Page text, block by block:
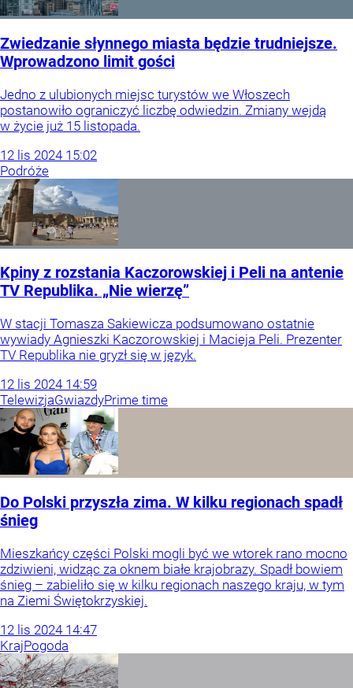
Zwiedzanie słynnego miasta będzie trudniejsze.
Wprowadzono limit gości
Jedno z ulubionych miejsc turystów we Włoszech
postanowiło ograniczyć liczbę odwiedzin. Zmiany wejdą
w życie już 15 listopada.
12 lis 2024 15:02
Podróże
Kpiny z rozstania Kaczorowskiej i Peli na antenie
TV Republika. „Nie wierzę”
W stacji Tomasza Sakiewicza podsumowano ostatnie
wywiady Agnieszki Kaczorowskiej i Macieja Peli. Prezenter
TV Republika nie gryzł się w język.
12 lis 2024 14:59
TelewizjaGwiazdyPrime time
Do Polski przyszła zima. W kilku regionach spadł
śnieg
Mieszkańcy części Polski mogli być we wtorek rano mocno
zdziwieni, widząc za oknem białe krajobrazy. Spadł bowiem
śnieg – zabieliło się w kilku regionach naszego kraju, w tym
na Ziemi Świętokrzyskiej.
12 lis 2024 14:47
KrajPogoda